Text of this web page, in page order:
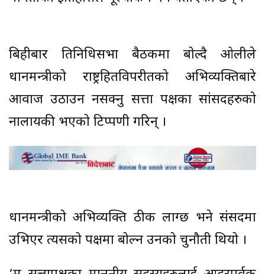
बिहीबार प्रतिनिधिसभा बैठकमा बोल्दै ओलीले
प्रधानमन्त्रीको राष्ट्रहितविपरीतको अभिव्यक्तिबारे
आवाज उठाउन नसक्नु सत्ता पक्षका सांसदहरुको
नालायकी भएको टिप्पणी गरिन् ।
प्रधानमन्त्रीको अभिव्यक्ति ठीक लाग्छ भने संसदमा
उभिएर त्यसको पक्षमा बोल्न उनको चुनौती थियो ।